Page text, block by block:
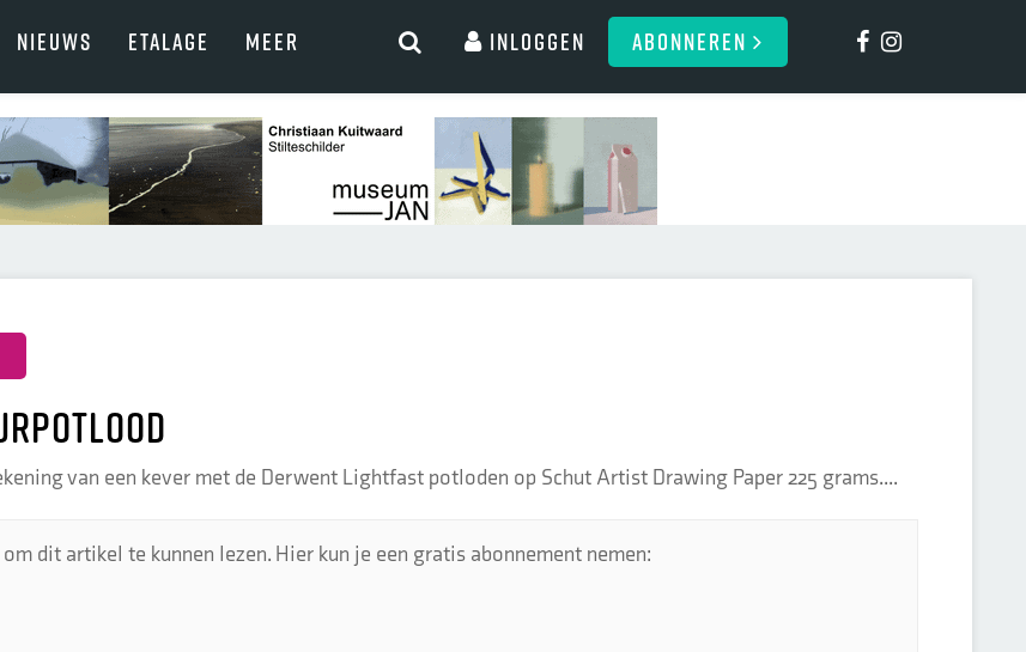
NIEUWS ETALAGE MEER Inloggen ABONNEREN
van een kever met de Derwent Lightfast potloden op Schut Artist Drawing Paper 225 grams....
dit artikel te kunnen lezen. Hier kun je een gratis abonnement nemen: